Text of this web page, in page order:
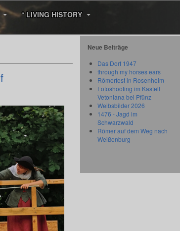
* LIVING HISTORY
Neue Beiträge
Das Dorf 1947
through my horses ears
Römerfest in Rosenheim
Fotoshooting im Kastell
Vetoniana bei Pfünz
Weibsbilder 2026
1476 - Jagd im
Schwarzwald
Römer auf dem Weg nach
Weißenburg